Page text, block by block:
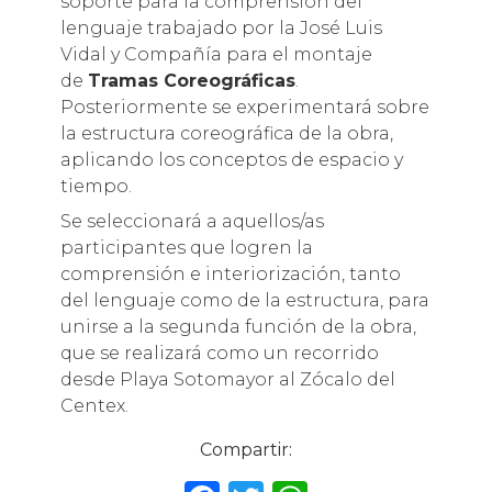
lenguaje trabajado por la José Luis
Vidal y Compañía para el montaje
de Tramas Coreográficas.
Posteriormente se experimentará sobre
la estructura coreográfica de la obra,
aplicando los conceptos de espacio y
tiempo.
Se seleccionará a aquellos/as
participantes que logren la
comprensión e interiorización, tanto
del lenguaje como de la estructura, para
unirse a la segunda función de la obra,
que se realizará como un recorrido
desde Playa Sotomayor al Zócalo del
Centex.
Compartir: